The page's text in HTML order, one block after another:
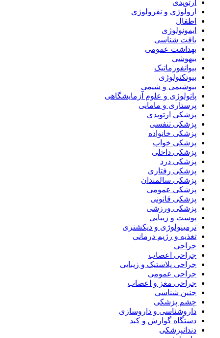
ارتوپدی
ارولوژی و نفرولوژی
اطفال
ایمونولوژی
بافت شناسی
بهداشت عمومی
بیهوشی
بیوانفورماتیک
بیوتکنولوژی
بیوشیمی و شیمی
پاتولوژی و علوم آزمایشگاهی
پرستاری و مامایی
پزشکی ارتوپدی
پزشکی تنفسی
پزشکی خانواده
پزشکی خواب
پزشکی داخلی
پزشکی درد
پزشکی رفتاری
پزشکی سالمندان
پزشکی عمومی
پزشکی قانونی
پزشکی ورزشی
پوست و زیبایی
ترمینولوژی و دیکشنری
تغذیه و رژیم درمانی
جراحی
جراحی اعصاب
جراحی پلاستیک و زیبایی
جراحی عمومی
جراحی مغز و اعصاب
جنین شناسی
چشم پزشکی
داروشناسی و داروسازی
دستگاه گوارش و کبد
دندانپزشکی